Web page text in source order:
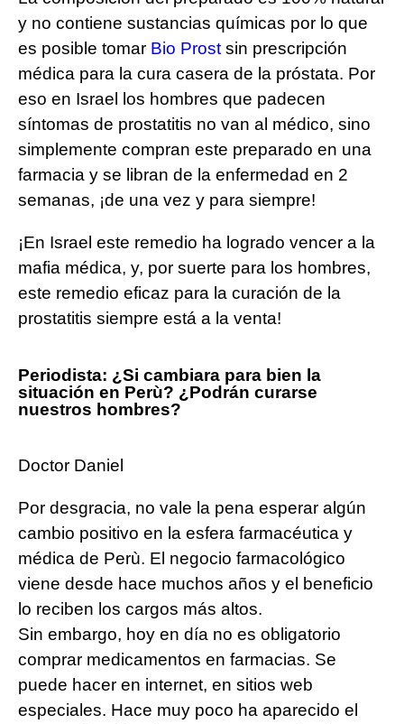
y no contiene sustancias químicas por lo que
es posible tomar Bio Prost sin prescripción
médica para la cura casera de la próstata. Por
eso en Israel los hombres que padecen
síntomas de prostatitis no van al médico, sino
simplemente compran este preparado en una
farmacia y se libran de la enfermedad en 2
semanas, ¡de una vez y para siempre!
¡En Israel este remedio ha logrado vencer a la
mafia médica, y, por suerte para los hombres,
este remedio eficaz para la curación de la
prostatitis siempre está a la venta!
Periodista: ¿Si cambiara para bien la
situación en Perù? ¿Podrán curarse
nuestros hombres?
Doctor Daniel
Por desgracia, no vale la pena esperar algún
cambio positivo en la esfera farmacéutica y
médica de Perù. El negocio farmacológico
viene desde hace muchos años y el beneficio
lo reciben los cargos más altos.
Sin embargo, hoy en día no es obligatorio
comprar medicamentos en farmacias. Se
puede hacer en internet, en sitios web
especiales. Hace muy poco ha aparecido el